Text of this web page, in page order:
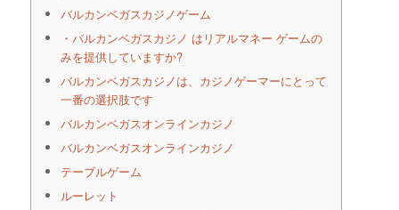
バルカンベガスカジノゲーム
・バルカンベガスカジノ はリアルマネー ゲームの
みを提供していますか?
バルカンベガスカジノは、カジノゲーマーにとって
一番の選択肢です
バルカンベガスオンラインカジノ
バルカンベガスオンラインカジノ
テーブルゲーム
ルーレット